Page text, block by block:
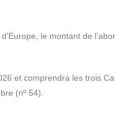
le montant de
et comprendra les trois
(nº 54).